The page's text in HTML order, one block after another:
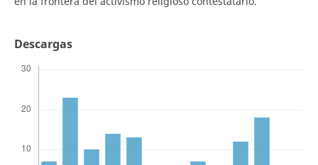
Descargas